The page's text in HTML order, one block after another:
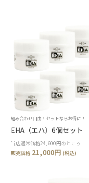
組み合わせ自由！セットならお得に！
EHA（エハ）6個セット
当店通常価格24,600円のところ
販売価格 21,000円 (税込)